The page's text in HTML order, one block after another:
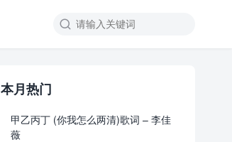

本月热门
甲乙丙丁 (你我怎么两清)歌词 – 李佳
薇